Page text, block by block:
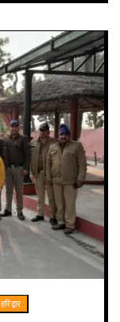
हरिद्वार